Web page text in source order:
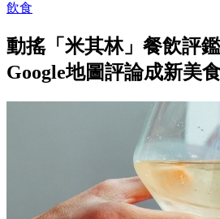
飲食
動搖「米其林」餐飲評
Google地圖評論成新美